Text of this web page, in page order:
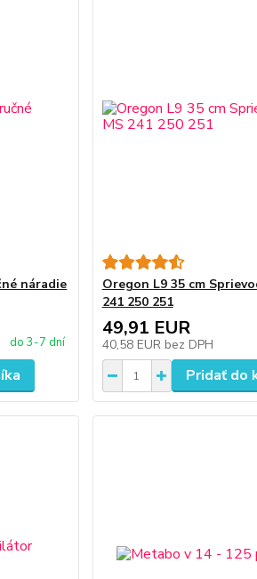
náradie
do 3-7 dní
Oregon L9 35 cm
241 250 251
49,91 EUR
40,58 EUR bez DPH
Pridať do